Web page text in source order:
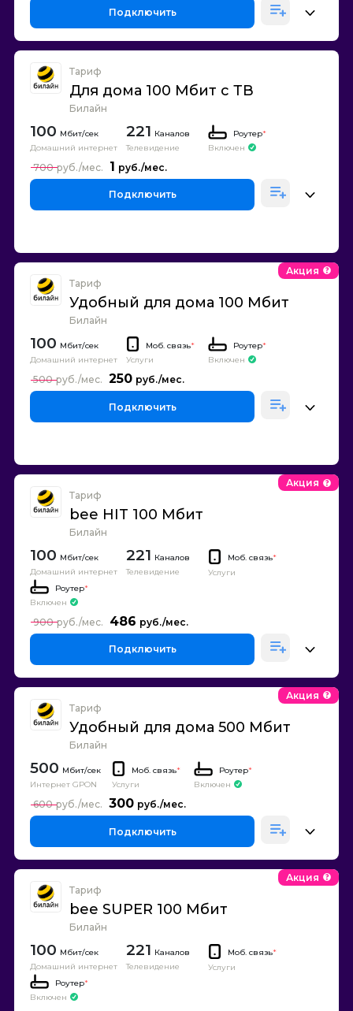
Подключить
Тариф
Для дома 100 Мбит с ТВ
Билайн
100
Домашний интернет
221 Каналов
Телевидение
Роутер*
Включен
1
700
Подключить
Тариф
Удобный для дома 100 Мбит
Билайн
Акция
100
Домашний интернет
Моб. связь*
Услуги
Роутер*
Включен
250
500
Подключить
Тариф
bee HIT 100 Мбит
Билайн
Акция
100
Домашний интернет
221 Каналов
Телевидение
Моб. связь*
Услуги
Роутер*
Включен
486
900
Подключить
Тариф
Удобный для дома 500 Мбит
Билайн
Акция
500
Интернет GPON
Моб. связь*
Услуги
Роутер*
Включен
300
600
Подключить
Тариф
bee SUPER 100 Мбит
Билайн
Акция
100
Домашний интернет
221 Каналов
Телевидение
Моб. связь*
Услуги
Роутер*
Включен